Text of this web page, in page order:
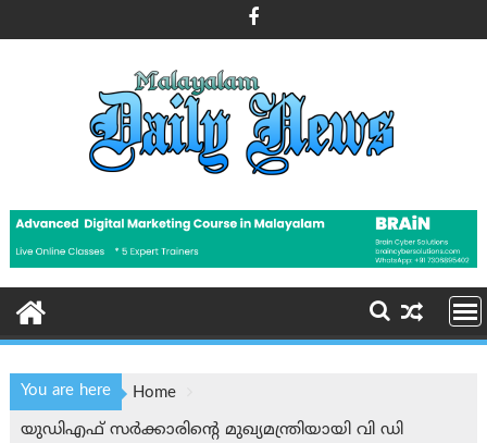
to
You are here
Home
യുഡി‌എഫ് സര്‍ക്കാരിന്റെ മുഖ്യമന്ത്രിയായി വി ഡി